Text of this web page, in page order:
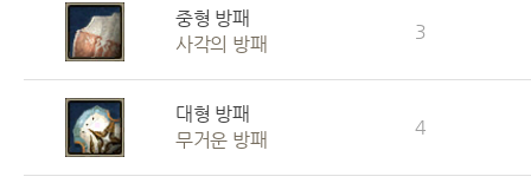
중형 방패
사각의 방패
3
대형 방패
무거운 방패
4